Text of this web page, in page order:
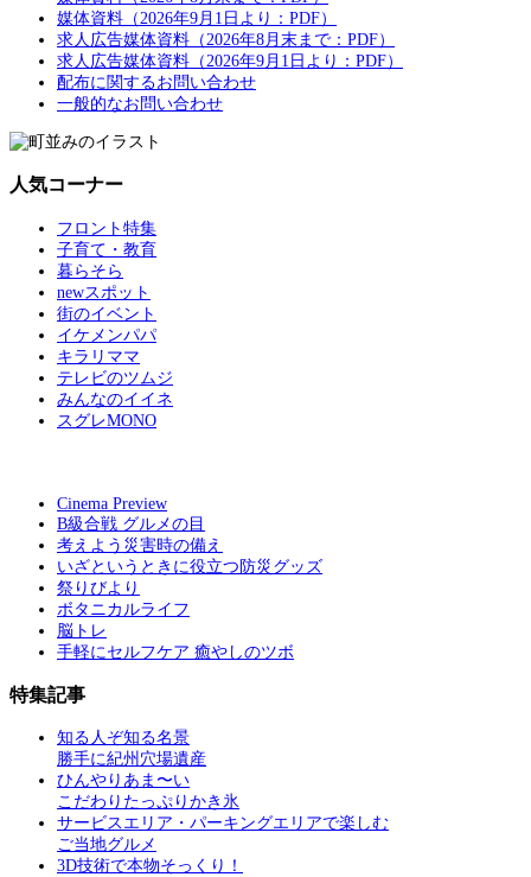
媒体資料（2026年9月1日より：PDF）
求人広告媒体資料（2026年8月末まで：PDF）
求人広告媒体資料（2026年9月1日より：PDF）
配布に関するお問い合わせ
一般的なお問い合わせ
人気コーナー
フロント特集
子育て・教育
暮らそら
newスポット
街のイベント
イケメンパパ
キラリママ
テレビのツムジ
みんなのイイネ
スグレMONO
Cinema Preview
B級合戦 グルメの目
考えよう災害時の備え
いざというときに役立つ防災グッズ
祭りびより
ボタニカルライフ
脳トレ
手軽にセルフケア 癒やしのツボ
特集記事
知る人ぞ知る名景
勝手に紀州穴場遺産
ひんやりあま〜い
こだわりたっぷりかき氷
サービスエリア・パーキングエリアで楽しむ
ご当地グルメ
3D技術で本物そっくり！